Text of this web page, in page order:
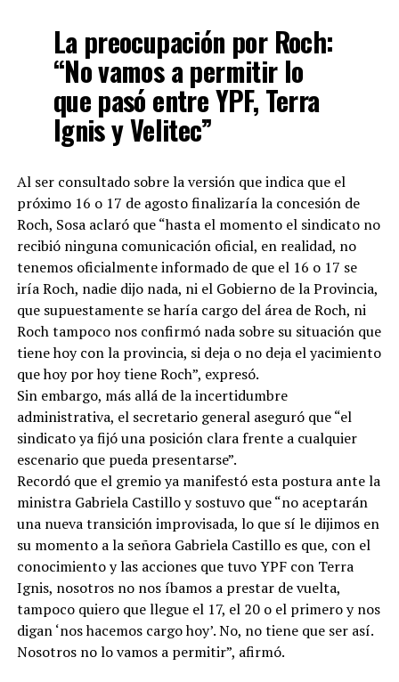
La preocupación por Roch:
“No vamos a permitir lo
que pasó entre YPF, Terra
Ignis y Velitec”
Al ser consultado sobre la versión que indica que el
próximo 16 o 17 de agosto finalizaría la concesión de
Roch, Sosa aclaró que “hasta el momento el sindicato no
recibió ninguna comunicación oficial, en realidad, no
tenemos oficialmente informado de que el 16 o 17 se
iría Roch, nadie dijo nada, ni el Gobierno de la Provincia,
que supuestamente se haría cargo del área de Roch, ni
Roch tampoco nos confirmó nada sobre su situación que
tiene hoy con la provincia, si deja o no deja el yacimiento
que hoy por hoy tiene Roch”, expresó.
Sin embargo, más allá de la incertidumbre
administrativa, el secretario general aseguró que “el
sindicato ya fijó una posición clara frente a cualquier
escenario que pueda presentarse”.
Recordó que el gremio ya manifestó esta postura ante la
ministra Gabriela Castillo y sostuvo que “no aceptarán
una nueva transición improvisada, lo que sí le dijimos en
su momento a la señora Gabriela Castillo es que, con el
conocimiento y las acciones que tuvo YPF con Terra
Ignis, nosotros no nos íbamos a prestar de vuelta,
tampoco quiero que llegue el 17, el 20 o el primero y nos
digan ‘nos hacemos cargo hoy’. No, no tiene que ser así.
Nosotros no lo vamos a permitir”, afirmó.